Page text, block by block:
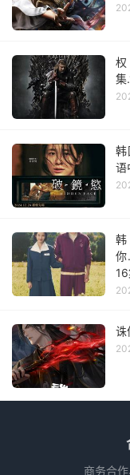
集
韩
语
你
16
诛
商务合